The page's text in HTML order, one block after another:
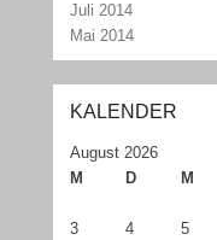
Juli 2014
Mai 2014
KALENDER
August 2026
M
D M
3
4 5